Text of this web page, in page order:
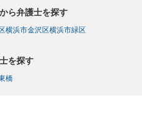
ら弁護士を探す
横浜市金沢区横浜市緑区
を探す
橋